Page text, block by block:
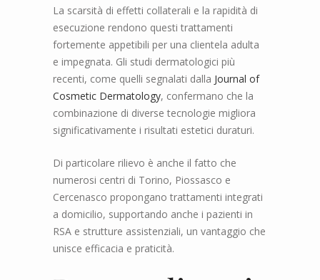
La scarsità di effetti collaterali e la rapidità di
esecuzione rendono questi trattamenti
fortemente appetibili per una clientela adulta
e impegnata. Gli studi dermatologici più
recenti, come quelli segnalati dalla Journal of
Cosmetic Dermatology, confermano che la
combinazione di diverse tecnologie migliora
significativamente i risultati estetici duraturi.
Di particolare rilievo è anche il fatto che
numerosi centri di Torino, Piossasco e
Cercenasco propongano trattamenti integrati
a domicilio, supportando anche i pazienti in
RSA e strutture assistenziali, un vantaggio che
unisce efficacia e praticità.